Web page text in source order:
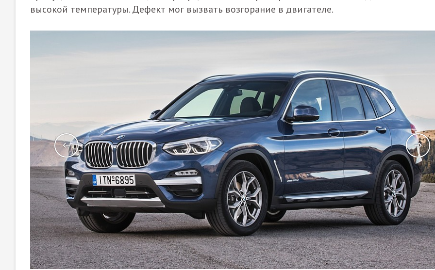
высокой температуры. Дефект мог вызвать возгорание в двигателе.